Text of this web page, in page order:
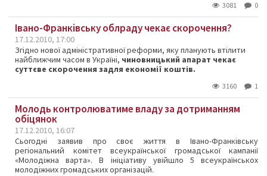
3081 0
Івано-Франківську облраду чекає скорочення?
17.12.2010, 17:00
Згідно нової адміністративної реформи, яку планують втілити
найближчим часом в Україні, чиновницький апарат чекає
суттєве скорочення задля економії коштів.
3160 1
Молодь контролюватиме владу за дотриманням
обіцянок
17.12.2010, 16:07
Сьогодні заявив про своє життя в Івано-Франківську
регіональний комітет всеукраїнської громадської кампанії
«Молодіжна варта». В ініціативу увійшло 5 всеукраїнськох
молодіжних громадських організацій.